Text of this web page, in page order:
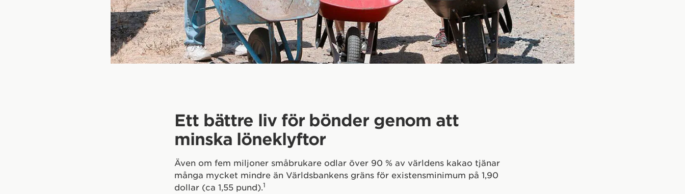
Ett bättre liv för bönder genom att
minska löneklyftor
Även om fem miljoner småbrukare odlar över 90 % av världens kakao tjänar
många mycket mindre än Världsbankens gräns för existensminimum på 1,90
dollar (ca 1,55 pund).1